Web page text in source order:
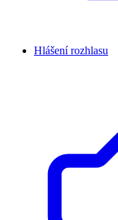
Hlášení rozhlasu